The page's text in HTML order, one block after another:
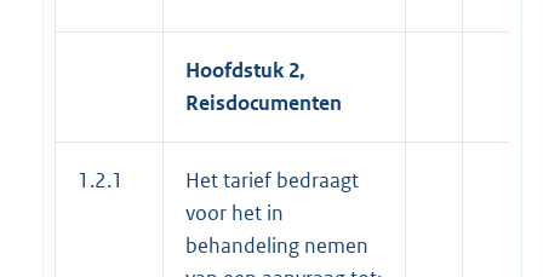
Hoofdstuk 2,
Reisdocumenten
1.2.1
Het tarief bedraagt
voor het in
behandeling nemen